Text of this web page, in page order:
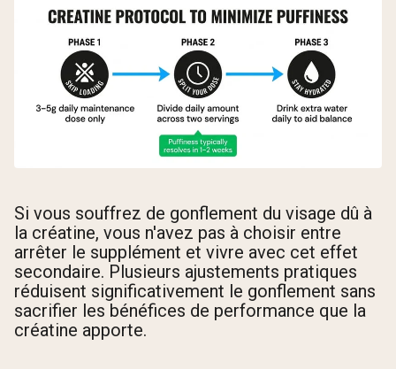
Si vous souffrez de gonflement du visage dû à
la créatine, vous n'avez pas à choisir entre
arrêter le supplément et vivre avec cet effet
secondaire. Plusieurs ajustements pratiques
réduisent significativement le gonflement sans
sacrifier les bénéfices de performance que la
créatine apporte.